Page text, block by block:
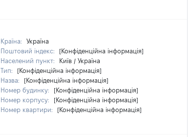
Країна:
Україна
Поштовий індекс:
[Конфіденційна інформація]
Населений пункт:
Київ / Україна
Тип:
[Конфіденційна інформація]
Назва:
[Конфіденційна інформація]
Номер будинку:
[Конфіденційна інформація]
Номер корпусу:
[Конфіденційна інформація]
Номер квартири:
[Конфіденційна інформація]